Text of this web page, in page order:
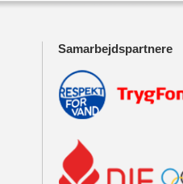
Samarbejdspartnere